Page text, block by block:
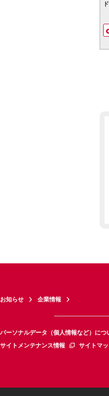
お知らせ 企業情報
パーソナルデータ（個人情報など）につ
サイトメンテナンス情報
サイトマ